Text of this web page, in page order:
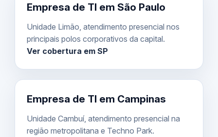
Empresa de TI em São Paulo
Unidade Limão, atendimento presencial nos
principais polos corporativos da capital.
Ver cobertura em SP
Empresa de TI em Campinas
Unidade Cambuí, atendimento presencial na
região metropolitana e Techno Park.